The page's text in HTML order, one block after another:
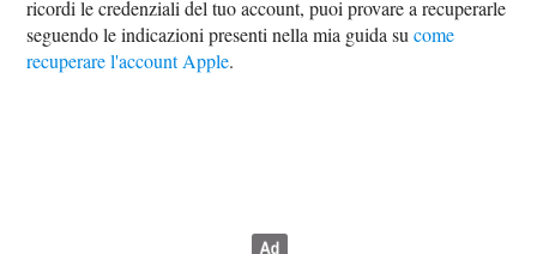
ricordi le credenziali del tuo account, puoi provare a recuperarle
seguendo le indicazioni presenti nella mia guida sucome
recuperare l'account Apple.